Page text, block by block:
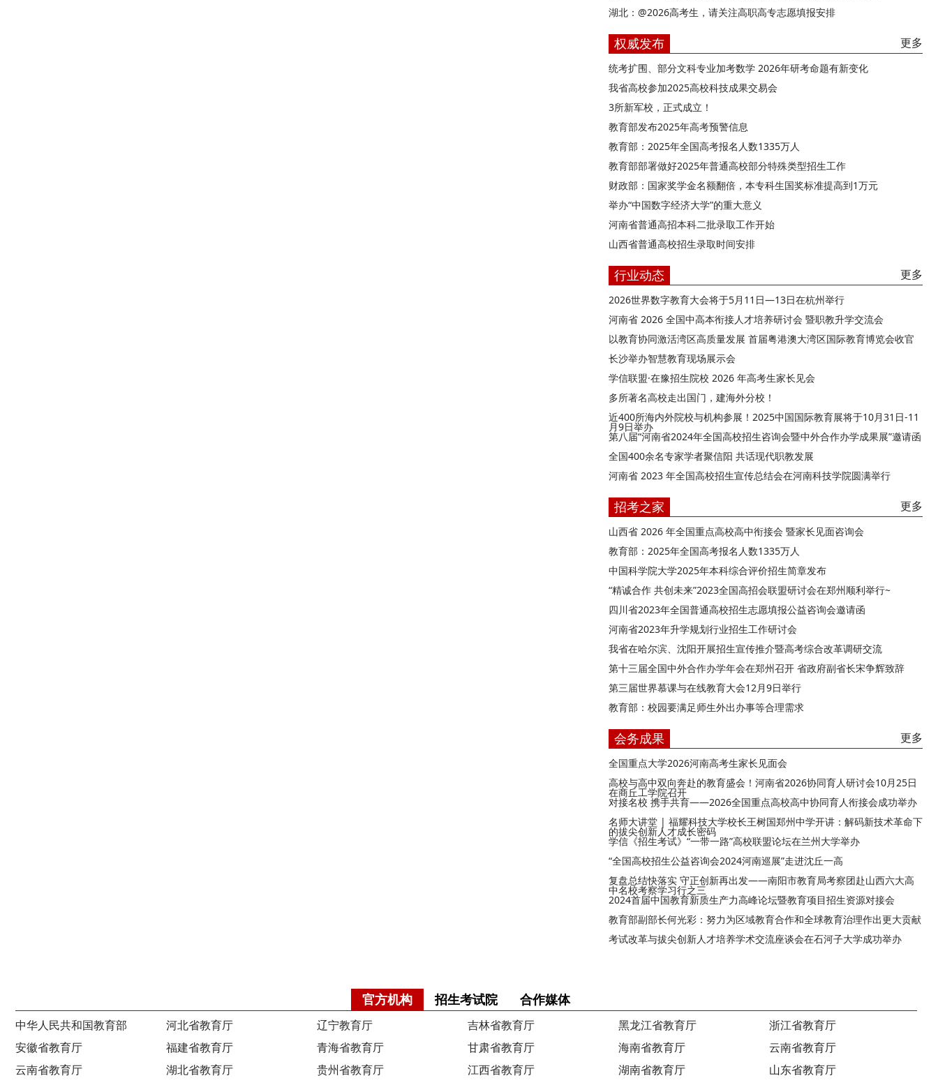
湖北：@2026高考生，请关注高职高专志愿填报安排
权威发布 更多
统考扩围、部分文科专业加考数学 2026年研考命题有新变化
我省高校参加2025高校科技成果交易会
3所新军校，正式成立！
教育部发布2025年高考预警信息
教育部：2025年全国高考报名人数1335万人
教育部部署做好2025年普通高校部分特殊类型招生工作
财政部：国家奖学金名额翻倍，本专科生国奖标准提高到1万元
举办“中国数字经济大学”的重大意义
河南省普通高招本科二批录取工作开始
山西省普通高校招生录取时间安排
行业动态 更多
2026世界数字教育大会将于5月11日—13日在杭州举行
河南省 2026 全国中高本衔接人才培养研讨会 暨职教升学交流会
以教育协同激活湾区高质量发展 首届粤港澳大湾区国际教育博览会收官
长沙举办智慧教育现场展示会
学信联盟·在豫招生院校 2026 年高考生家长见会
多所著名高校走出国门，建海外分校！
近400所海内外院校与机构参展！2025中国国际教育展将于10月31日-11
月9日举办
第八届“河南省2024年全国高校招生咨询会暨中外合作办学成果展”邀请函
全国400余名专家学者聚信阳 共话现代职教发展
河南省 2023 年全国高校招生宣传总结会在河南科技学院圆满举行
招考之家 更多
山西省 2026 年全国重点高校高中衔接会 暨家长见面咨询会
教育部：2025年全国高考报名人数1335万人
中国科学院大学2025年本科综合评价招生简章发布
“精诚合作 共创未来”2023全国高招会联盟研讨会在郑州顺利举行~
四川省2023年全国普通高校招生志愿填报公益咨询会邀请函
河南省2023年升学规划行业招生工作研讨会
我省在哈尔滨、沈阳开展招生宣传推介暨高考综合改革调研交流
第十三届全国中外合作办学年会在郑州召开 省政府副省长宋争辉致辞
第三届世界慕课与在线教育大会12月9日举行
教育部：校园要满足师生外出办事等合理需求
会务成果 更多
全国重点大学2026河南高考生家长见面会
高校与高中双向奔赴的教育盛会！河南省2026协同育人研讨会10月25日
在商丘工学院召开
对接名校 携手共育——2026全国重点高校高中协同育人衔接会成功举办
名师大讲堂 | 福耀科技大学校长王树国郑州中学开讲：解码新技术革命下
的拔尖创新人才成长密码
学信《招生考试》“一带一路”高校联盟论坛在兰州大学举办
“全国高校招生公益咨询会2024河南巡展”走进沈丘一高
复盘总结快落实 守正创新再出发——南阳市教育局考察团赴山西六大高
中名校考察学习行之三
2024首届中国教育新质生产力高峰论坛暨教育项目招生资源对接会
教育部副部长何光彩：努力为区域教育合作和全球教育治理作出更大贡献
考试改革与拔尖创新人才培养学术交流座谈会在石河子大学成功举办
官方机构 招生考试院 合作媒体
中华人民共和国教育部 河北省教育厅 辽宁教育厅 吉林省教育厅 黑龙江省教育厅
浙江省教育厅
安徽省教育厅
福建省教育厅 青海省教育厅 甘肃省教育厅 海南省教育厅
云南省教育厅
云南省教育厅
湖北省教育厅 贵州省教育厅 江西省教育厅 湖南省教育厅
山东省教育厅